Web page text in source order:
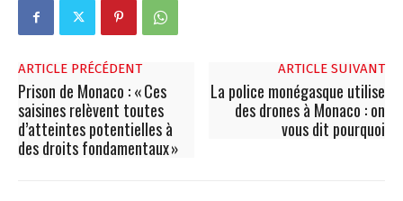
ARTICLE PRÉCÉDENT
Prison de Monaco : « Ces
saisines relèvent toutes
d’atteintes potentielles à
des droits fondamentaux »
ARTICLE SUIVANT
La police monégasque utilise
des drones à Monaco : on
vous dit pourquoi